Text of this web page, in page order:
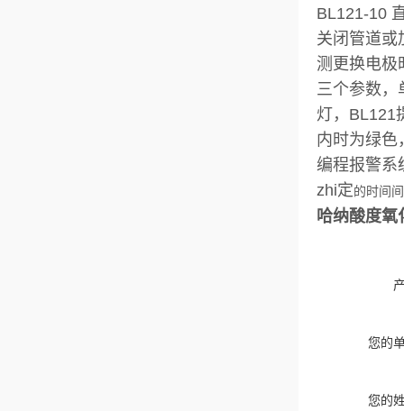
BL121-10
关闭管道或
测更换电极
三个参数，
灯，BL121
内时为绿色
编程报警系
zhi定的时间
哈纳酸度
您的
您的